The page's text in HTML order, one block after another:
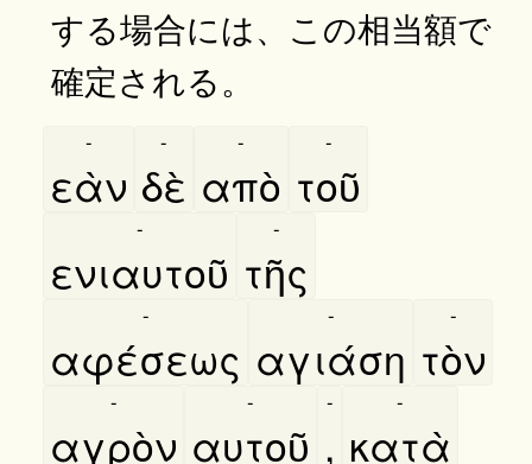
する場合には、この相当額で
確定される。
εὰν
-
δὲ
-
απὸ
-
τοῦ
-
ενιαυτοῦ
-
τῆς
-
αφέσεως
-
αγιάση
-
τὸν
-
αγρὸν
-
αυτοῦ
-
,
-
κατὰ
-